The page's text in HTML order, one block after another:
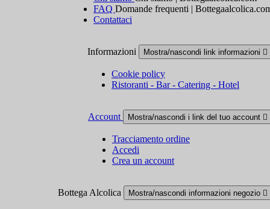
FAQ Domande frequenti |
Contattaci
Informazioni Mostra/nascondi link informazioni 
Cookie policy
Ristoranti - Bar - Catering - Hotel
Account Mostra/nascondi i link del tuo account 
Tracciamento ordine
Accedi
Crea un account
Bottega Alcolica Mostra/nascondi informazioni negozio 